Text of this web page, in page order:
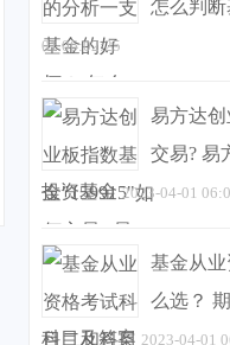
怎么判
01 06:02:25
易方达
交易? 易
投资基金 2023-04-01
基金从
么选？
科目及答案 2023-04-01